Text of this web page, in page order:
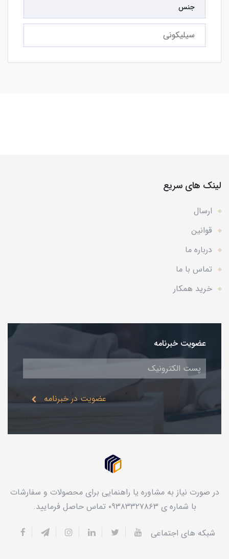
جنس
سیلیکونی
لینک های سریع
ارسال
قوانین
درباره ما
تماس با ما
خرید همکار
عضویت خبرنامه
عضویت در خبرنامه
در صورت نیاز به مشاوره یا راهنمایی برای محصولات و سفارشات
با شماره ی ۰۹۳۸۳۳۲۷۸۶۳ تماس حاصل فرمایید.
شبکه های اجتماعی